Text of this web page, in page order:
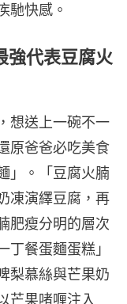
馳快感。
強代表豆腐火
想送上一碗不一
原爸爸必吃美食
」。「豆腐火腩
凍演繹豆腐，再
肥瘦分明的層次
餐蛋麵蛋糕」
梨慕絲與芒果奶
芒果啫喱注入